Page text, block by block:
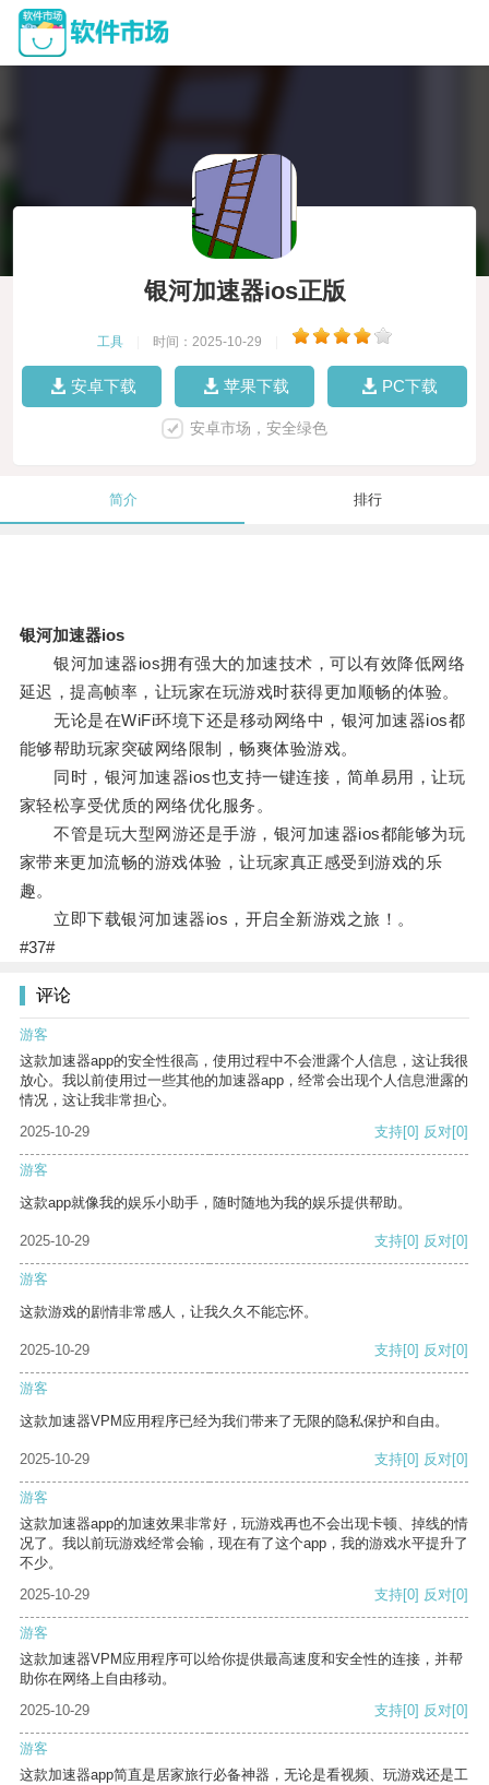
银河加速器ios正版
工具 时间：2025-10-29
安卓下载 苹果下载 PC下载
安卓市场，安全绿色
简介 排行
银河加速器ios
银河加速器ios拥有强大的加速技术，可以有效降低网络
延迟，提高帧率，让玩家在玩游戏时获得更加顺畅的体验。
无论是在WiFi环境下还是移动网络中，银河加速器ios都
能够帮助玩家突破网络限制，畅爽体验游戏。
同时，银河加速器ios也支持一键连接，简单易用，让玩
家轻松享受优质的网络优化服务。
不管是玩大型网游还是手游，银河加速器ios都能够为玩
家带来更加流畅的游戏体验，让玩家真正感受到游戏的乐
趣。
立即下载银河加速器ios，开启全新游戏之旅！。
#37#
评论
游客
这款加速器app的安全性很高，使用过程中不会泄露个人信息，这让我很
放心。我以前使用过一些其他的加速器app，经常会出现个人信息泄露的
情况，这让我非常担心。
2025-10-29
支持[0] 反对[0]
游客
这款app就像我的娱乐小助手，随时随地为我的娱乐提供帮助。
2025-10-29 支持[0] 反对[0]
游客
这款游戏的剧情非常感人，让我久久不能忘怀。
2025-10-29 支持[0] 反对[0]
游客
这款加速器VPM应用程序已经为我们带来了无限的隐私保护和自由。
2025-10-29 支持[0] 反对[0]
游客
这款加速器app的加速效果非常好，玩游戏再也不会出现卡顿、掉线的情
况了。我以前玩游戏经常会输，现在有了这个app，我的游戏水平提升了
不少。
2025-10-29
支持[0] 反对[0]
游客
这款加速器VPM应用程序可以给你提供最高速度和安全性的连接，并帮
助你在网络上自由移动。
2025-10-29
支持[0] 反对[0]
游客
这款加速器app简直是居家旅行必备神器，无论是看视频、玩游戏还是工